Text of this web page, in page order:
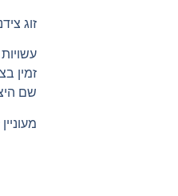
זוג צידניות
זמין
שם